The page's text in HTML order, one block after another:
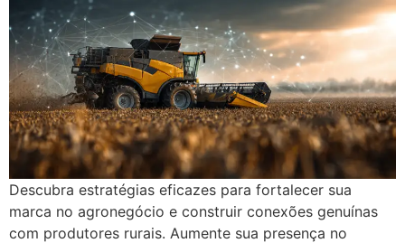
Descubra estratégias eficazes para fortalecer sua
marca no agronegócio e construir conexões genuínas
com produtores rurais. Aumente sua presença no